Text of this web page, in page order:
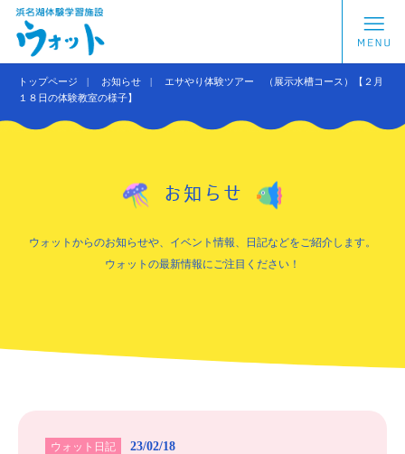
トップページ お知らせ
エサやり体験ツアー （展示水槽コース）【２月
１８日の体験教室の様子】
お知らせ
ウォットからのお知らせや、イベント情報、日記などをご紹介します。
ウォットの最新情報にご注目ください！
ウォット日記 23/02/18